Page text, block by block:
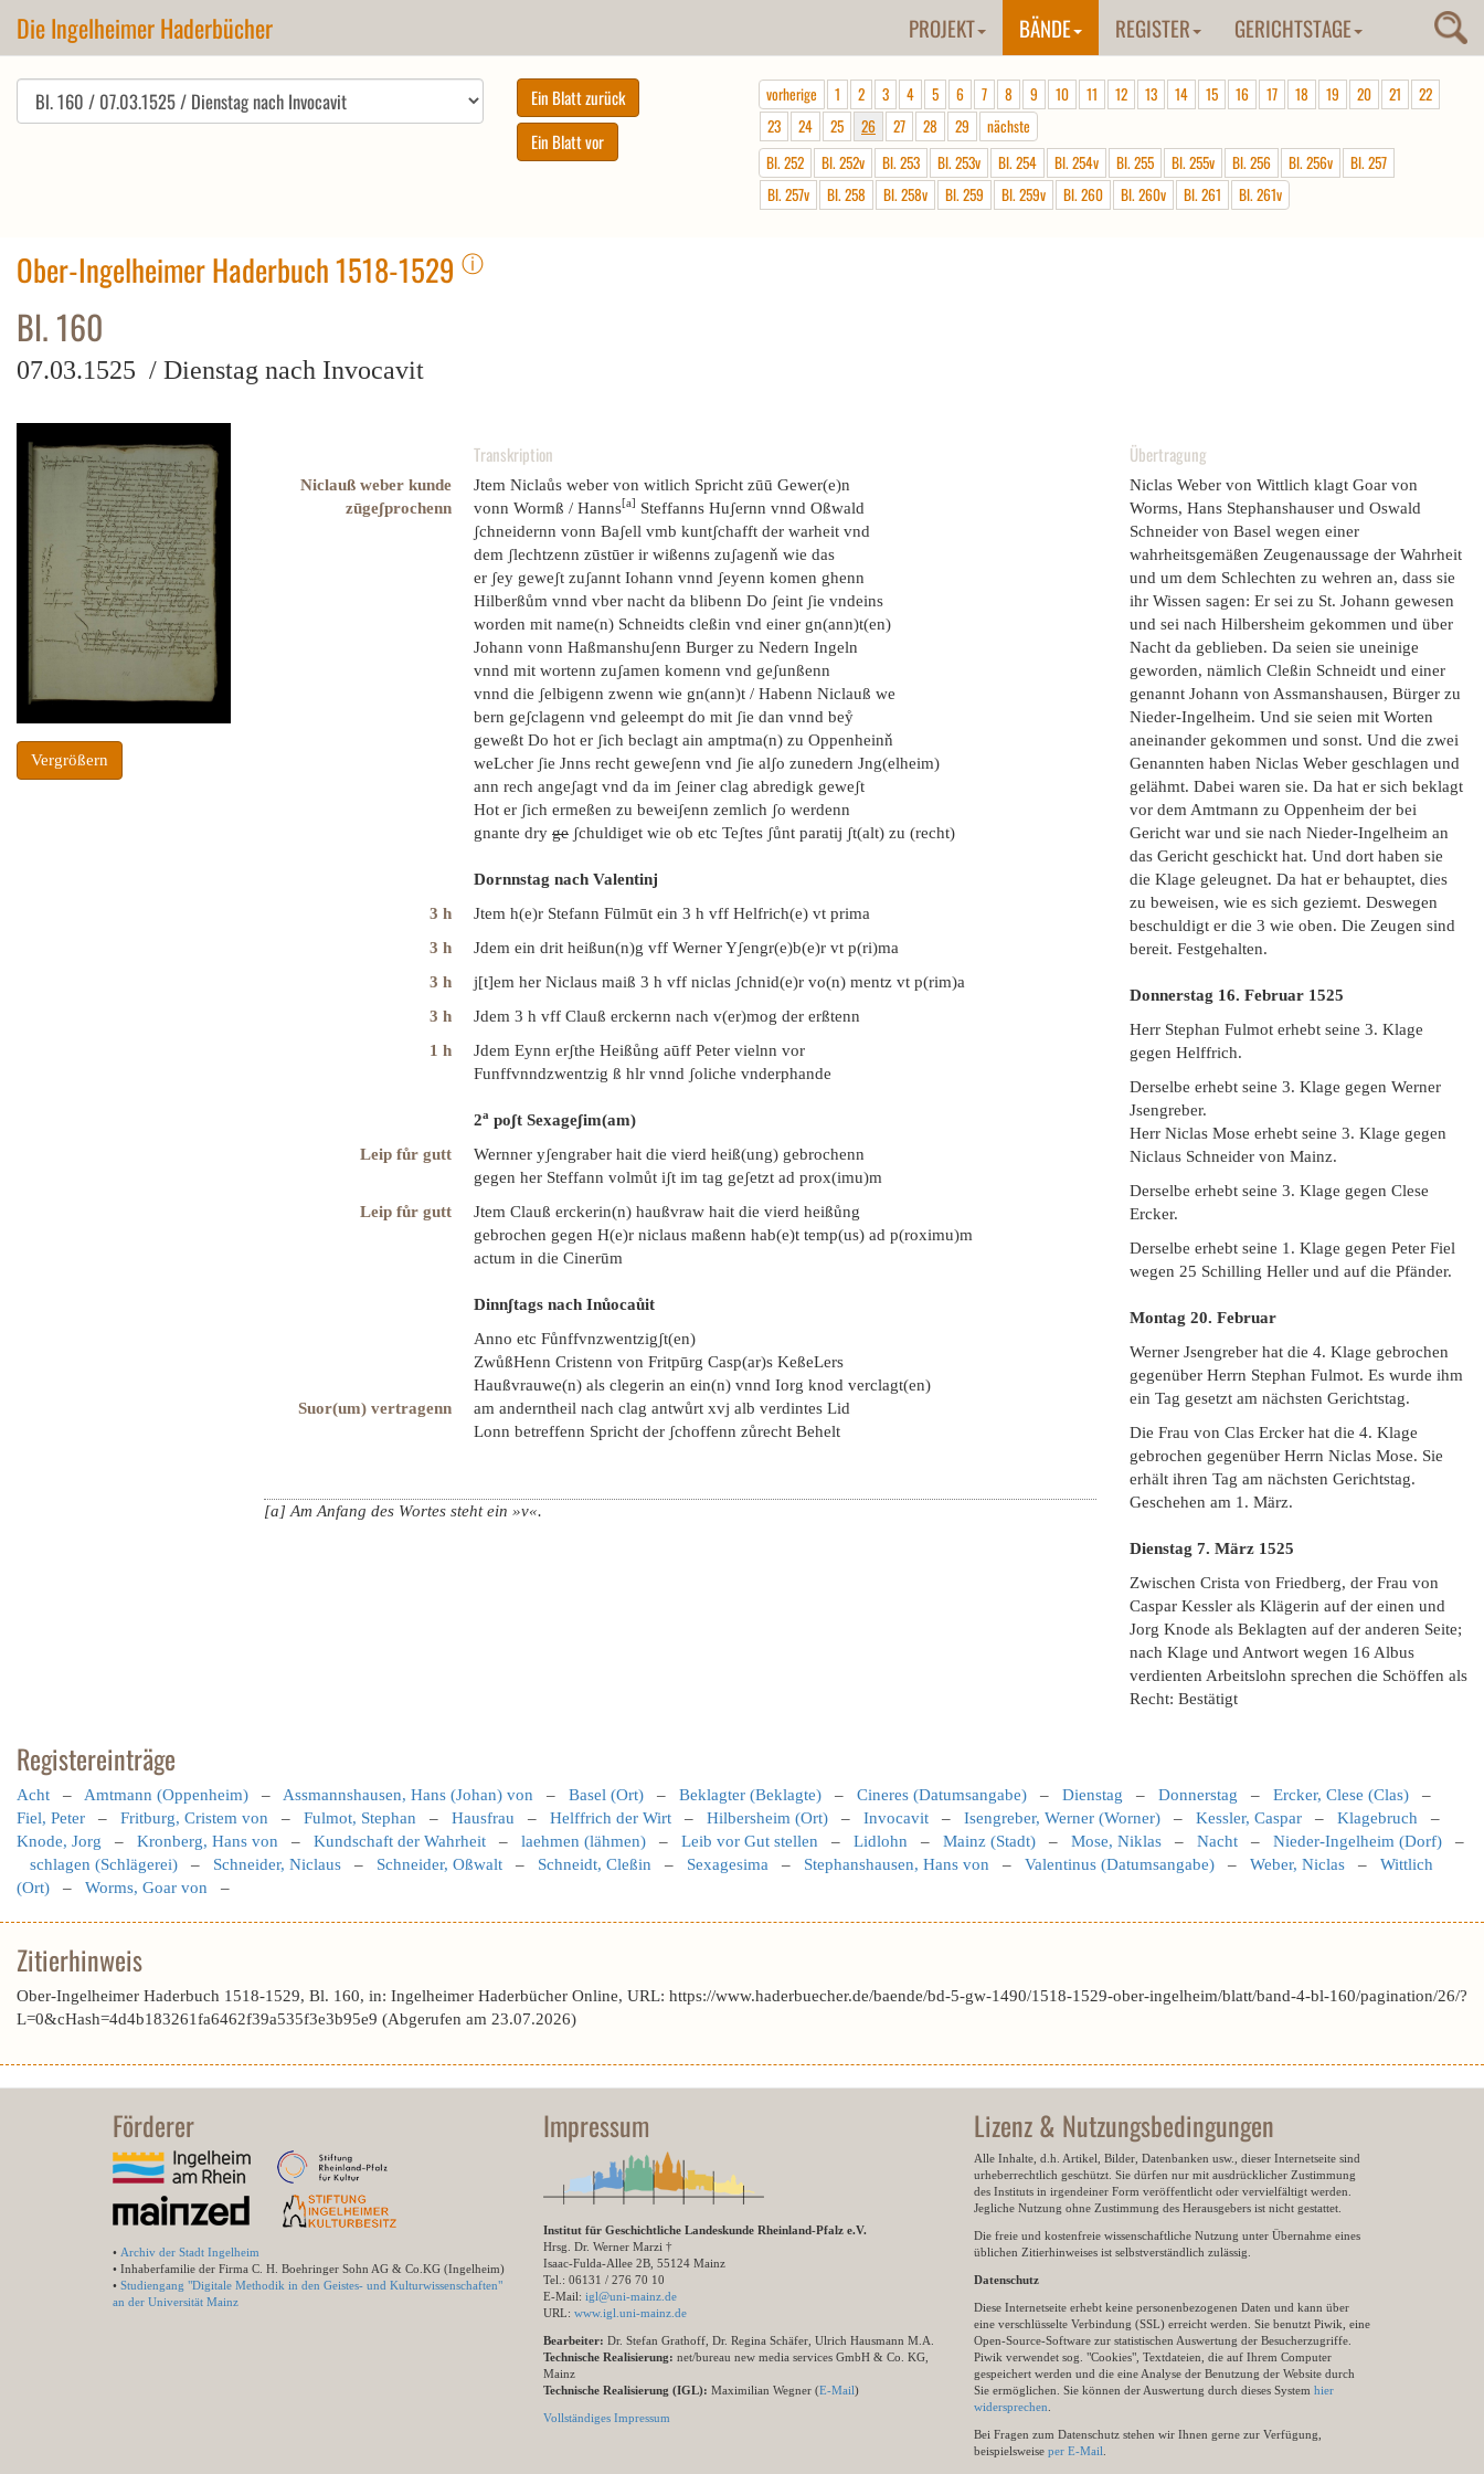
Die Ingelheimer Haderbücher PROJEKT BÄNDE REGISTER GERICHTSTAGE
vorherige 1 2 3 4 5 6 7 8 9 10 11 12 13 14 15 16 17 18 19 20 21
22
23
24 25 26 27 28 29
nächste
Bl. 252
Bl. 252v Bl. 253 Bl. 253v Bl. 254 Bl. 254v Bl. 255 Bl. 255v Bl. 256 Bl. 256v
Bl. 257
Bl. 257v
Bl. 258 Bl. 258v Bl. 259 Bl. 259v Bl. 260 Bl. 260v Bl. 261 Bl. 261v
Ober-Ingelheimer Haderbuch 1518-1529 ⓘ
Bl. 160
07.03.1525 / Dienstag nach Invocavit
Vergrößern
Transkription
Niclauß weber kunde
Jtem Niclaůs weber von witlich Spricht zūū Gewer(e)n
zūgeʃprochenn
vonn Wormß / Hanns[a] Steffanns Huʃernn vnnd Oßwald
ʃchneidernn vonn Baʃell vmb kuntʃchafft der warheit vnd
dem ʃlechtzenn zūstūer ir wißenns zuʃagenň wie das
er ʃey geweʃt zuʃannt Iohann vnnd ʃeyenn komen ghenn
Hilberßům vnnd vber nacht da blibenn Do ʃeint ʃie vndeins
worden mit name(n) Schneidts cleßin vnd einer gn(ann)t(en)
Johann vonn Haßmanshuʃenn Burger zu Nedern Ingeln
vnnd mit wortenn zuʃamen komenn vnd geʃunßenn
vnnd die ʃelbigenn zwenn wie gn(ann)t / Habenn Niclauß we
bern geʃclagenn vnd geleempt do mit ʃie dan vnnd beẙ
geweßt Do hot er ʃich beclagt ain amptma(n) zu Oppenheinň
weLcher ʃie Jnns recht geweʃenn vnd ʃie alʃo zunedern Jng(elheim)
ann rech angeʃagt vnd da im ʃeiner clag abredigk geweʃt
Hot er ʃich ermeßen zu beweiʃenn zemlich ʃo werdenn
gnante dry ge ʃchuldiget wie ob etc Teʃtes ʃůnt paratij ʃt(alt) zu (recht)
Dornnstag nach Valentinj
3 h
Jtem h(e)r Stefann Fūlmūt ein 3 h vff Helfrich(e) vt prima
3 h
Jdem ein drit heißun(n)g vff Werner Yʃengr(e)b(e)r vt p(ri)ma
3 h
j[t]em her Niclaus maiß 3 h vff niclas ʃchnid(e)r vo(n) mentz vt p(rim)a
3 h
Jdem 3 h vff Clauß erckernn nach v(er)mog der erßtenn
1 h
Jdem Eynn erʃthe Heißůng aūff Peter vielnn vor
Funffvnndzwentzig ß hlr vnnd ʃoliche vnderphande
2a poʃt Sexageʃim(am)
Leip fůr gutt
Wernner yʃengraber hait die vierd heiß(ung) gebrochenn
gegen her Steffann volmůt iʃt im tag geʃetzt ad prox(imu)m
Leip fůr gutt
Jtem Clauß erckerin(n) haußvraw hait die vierd heißůng
gebrochen gegen H(e)r niclaus maßenn hab(e)t temp(us) ad p(roximu)m
actum in die Cinerūm
Dinnʃtags nach Inůocaůit
Anno etc Fůnffvnzwentzigʃt(en)
ZwůßHenn Cristenn von Fritpūrg Casp(ar)s KeßeLers
Haußvrauwe(n) als clegerin an ein(n) vnnd Iorg knod verclagt(en)
Suor(um) vertragenn
am anderntheil nach clag antwůrt xvj alb verdintes Lid
Lonn betreffenn Spricht der ʃchoffenn zůrecht Behelt
[a] Am Anfang des Wortes steht ein »v«.
Übertragung
Niclas Weber von Wittlich klagt Goar von
Worms, Hans Stephanshauser und Oswald
Schneider von Basel wegen einer
wahrheitsgemäßen Zeugenaussage der Wahrheit
und um dem Schlechten zu wehren an, dass sie
ihr Wissen sagen: Er sei zu St. Johann gewesen
und sei nach Hilbersheim gekommen und über
Nacht da geblieben. Da seien sie uneinige
geworden, nämlich Cleßin Schneidt und einer
genannt Johann von Assmanshausen, Bürger zu
Nieder-Ingelheim. Und sie seien mit Worten
aneinander gekommen und sonst. Und die zwei
Genannten haben Niclas Weber geschlagen und
gelähmt. Dabei waren sie. Da hat er sich beklagt
vor dem Amtmann zu Oppenheim der bei
Gericht war und sie nach Nieder-Ingelheim an
das Gericht geschickt hat. Und dort haben sie
die Klage geleugnet. Da hat er behauptet, dies
zu beweisen, wie es sich geziemt. Deswegen
beschuldigt er die 3 wie oben. Die Zeugen sind
bereit. Festgehalten.
Donnerstag 16. Februar 1525
Herr Stephan Fulmot erhebt seine 3. Klage
gegen Helffrich.
Derselbe erhebt seine 3. Klage gegen Werner
Jsengreber.
Herr Niclas Mose erhebt seine 3. Klage gegen
Niclaus Schneider von Mainz.
Derselbe erhebt seine 3. Klage gegen Clese
Ercker.
Derselbe erhebt seine 1. Klage gegen Peter Fiel
wegen 25 Schilling Heller und auf die Pfänder.
Montag 20. Februar
Werner Jsengreber hat die 4. Klage gebrochen
gegenüber Herrn Stephan Fulmot. Es wurde ihm
ein Tag gesetzt am nächsten Gerichtstag.
Die Frau von Clas Ercker hat die 4. Klage
gebrochen gegenüber Herrn Niclas Mose. Sie
erhält ihren Tag am nächsten Gerichtstag.
Geschehen am 1. März.
Dienstag 7. März 1525
Zwischen Crista von Friedberg, der Frau von
Caspar Kessler als Klägerin auf der einen und
Jorg Knode als Beklagten auf der anderen Seite;
nach Klage und Antwort wegen 16 Albus
verdienten Arbeitslohn sprechen die Schöffen als
Recht: Bestätigt
Registereinträge
Acht – Amtmann (Oppenheim) – Assmannshausen, Hans (Johan) von – Basel (Ort) – Beklagter (Beklagte) – Cineres (Datumsangabe) – Dienstag – Donnerstag – Ercker, Clese (Clas) –
Fiel, Peter – Fritburg, Cristem von – Fulmot, Stephan – Hausfrau – Helffrich der Wirt – Hilbersheim (Ort) – Invocavit – Isengreber, Werner (Worner) – Kessler, Caspar – Klagebruch –
Knode, Jorg – Kronberg, Hans von – Kundschaft der Wahrheit – laehmen (lähmen) – Leib vor Gut stellen – Lidlohn – Mainz (Stadt) – Mose, Niklas – Nacht – Nieder-Ingelheim (Dorf) –
schlagen (Schlägerei) – Schneider, Niclaus – Schneider, Oßwalt – Schneidt, Cleßin – Sexagesima – Stephanshausen, Hans von – Valentinus (Datumsangabe) – Weber, Niclas – Wittlich
(Ort) – Worms, Goar von –
Zitierhinweis
Ober-Ingelheimer Haderbuch 1518-1529, Bl. 160, in: Ingelheimer Haderbücher Online, URL: https://www.haderbuecher.de/baende/bd-5-gw-1490/1518-1529-ober-ingelheim/blatt/band-4-bl-160/pagination/26/?
L=0&cHash=4d4b183261fa6462f39a535f3e3b95e9 (Abgerufen am 23.07.2026)
Förderer
• Archiv der Stadt Ingelheim
• Inhaberfamilie der Firma C. H. Boehringer Sohn AG & Co.KG (Ingelheim)
• Studiengang "Digitale Methodik in den Geistes- und Kulturwissenschaften"
an der Universität Mainz
Impressum
Institut für Geschichtliche Landeskunde Rheinland-Pfalz e.V.
Hrsg. Dr. Werner Marzi †
Isaac-Fulda-Allee 2B, 55124 Mainz
Tel.: 06131 / 276 70 10
E-Mail: igl@uni-mainz.de
URL: www.igl.uni-mainz.de
Bearbeiter: Dr. Stefan Grathoff, Dr. Regina Schäfer, Ulrich Hausmann M.A.
Technische Realisierung: net/bureau new media services GmbH & Co. KG,
Mainz
Technische Realisierung (IGL): Maximilian Wegner (E-Mail)
Vollständiges Impressum
Lizenz & Nutzungsbedingungen
Alle Inhalte, d.h. Artikel, Bilder, Datenbanken usw., dieser Internetseite sind
urheberrechtlich geschützt. Sie dürfen nur mit ausdrücklicher Zustimmung
des Instituts in irgendeiner Form veröffentlicht oder vervielfältigt werden.
Jegliche Nutzung ohne Zustimmung des Herausgebers ist nicht gestattet.
Die freie und kostenfreie wissenschaftliche Nutzung unter Übernahme eines
üblichen Zitierhinweises ist selbstverständlich zulässig.
Datenschutz
Diese Internetseite erhebt keine personenbezogenen Daten und kann über
eine verschlüsselte Verbindung (SSL) erreicht werden. Sie benutzt Piwik, eine
Open-Source-Software zur statistischen Auswertung der Besucherzugriffe.
Piwik verwendet sog. "Cookies", Textdateien, die auf Ihrem Computer
gespeichert werden und die eine Analyse der Benutzung der Website durch
Sie ermöglichen. Sie können der Auswertung durch dieses System hier
widersprechen
Bei Fragen zum Datenschutz stehen wir Ihnen gerne zur Verfügung,
beispielsweise per E-Mail